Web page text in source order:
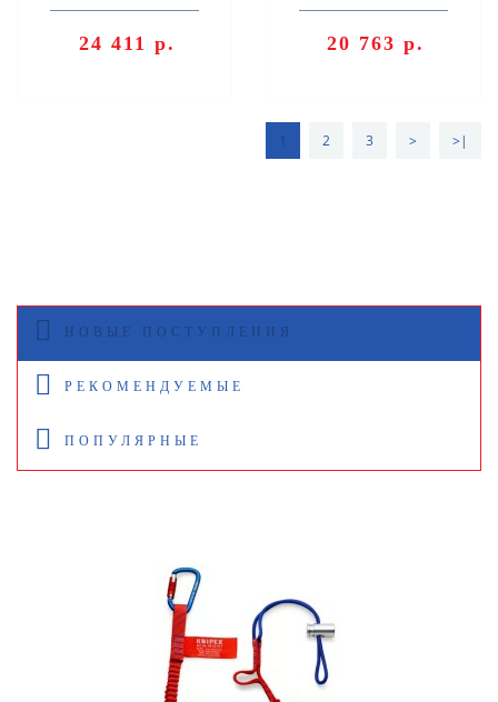
24 411 р. 20 763 р.
1 2 3 > >|
НОВЫЕ ПОСТУПЛЕНИЯ
РЕКОМЕНДУЕМЫЕ
ПОПУЛЯРНЫЕ